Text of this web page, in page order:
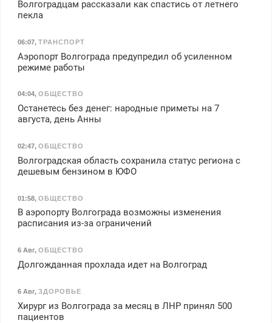
Волгоградцам рассказали как спастись от летнего
пекла
06:07, ТРАНСПОРТ
Аэропорт Волгограда предупредил об усиленном
режиме работы
04:04, ОБЩЕСТВО
Останетесь без денег: народные приметы на 7
августа, день Анны
02:47, ОБЩЕСТВО
Волгоградская область сохранила статус региона с
дешевым бензином в ЮФО
01:58, ОБЩЕСТВО
В аэропорту Волгограда возможны изменения
расписания из-за ограничений
6 Авг, ОБЩЕСТВО
Долгожданная прохлада идет на Волгоград
6 Авг, ЗДОРОВЬЕ
Хирург из Волгограда за месяц в ЛНР принял 500
пациентов